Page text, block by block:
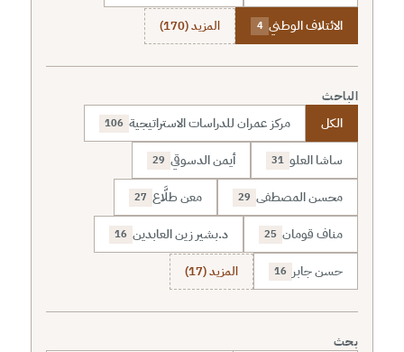
الائتلاف الوطني 4 المزيد (170)
الباحث
الكل مركز عمران للدراسات الاستراتيجية 106
ساشا العلو 31 أيمن الدسوقي 29
محسن المصطفى 29 معن طلَّاع 27
مناف قومان 25 د.بشير زين العابدين 16
حسن جابر 16 المزيد (17)
بحث